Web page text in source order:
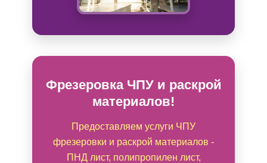
Фрезеровка ЧПУ и раскрой
материалов!
Предоставляем услуги ЧПУ
фрезеровки и раскрой материалов -
ПНД лист, полипропилен лист,